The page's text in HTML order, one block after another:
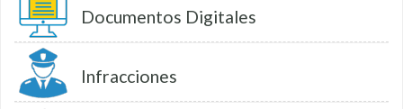
Documentos Digitales
Infracciones